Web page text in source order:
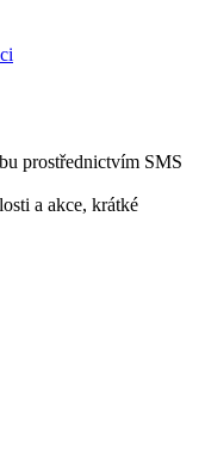
prostřednictvím SMS
a akce, krátké